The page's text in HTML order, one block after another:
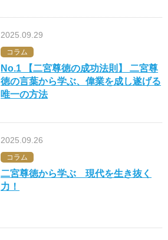
2025.09.29
コラム
No.1 【二宮尊徳の成功法則】 二宮尊
徳の言葉から学ぶ、偉業を成し遂げる
唯一の方法
2025.09.26
コラム
二宮尊徳から学ぶ 現代を生き抜く
力！